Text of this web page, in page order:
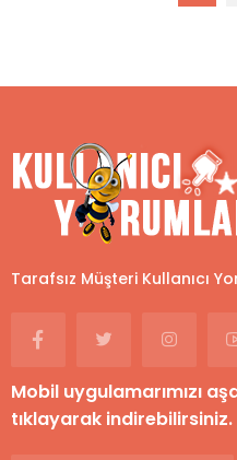
Tarafsız Müşteri Kullanıcı
Mobil uygulamarımızı
tıklayarak indirebilirsiniz.